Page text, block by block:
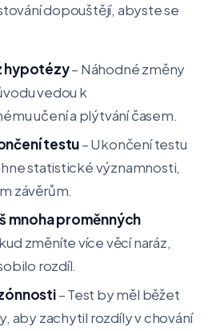
dopouštějí, abyste se
hypotézy– Náhodné změny
vedou k
učení a plýtvání časem.
testu– Ukončení testu
statistické významnosti,
závěrům.
mnoha proměnných
změníte více věcí naráz,
rozdíl.
– Test by měl běžet
aby zachytil rozdíly v chování